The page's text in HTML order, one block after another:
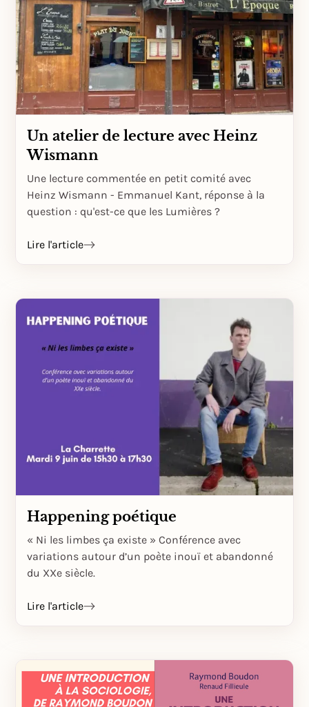
Un atelier de lecture avec Heinz
Wismann
Une lecture commentée en petit comité avec
Heinz Wismann - Emmanuel Kant, réponse à la
question : qu'est-ce que les Lumières ?
Lire l'article
Happening poétique
« Ni les limbes ça existe » Conférence avec
variations autour d’un poète inouï et abandonné
du XXe siècle.
Lire l'article